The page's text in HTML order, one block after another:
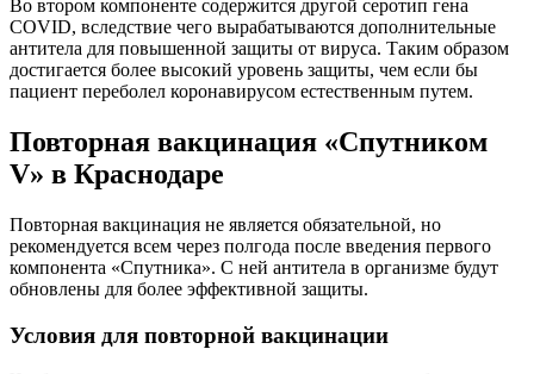
Во втором компоненте содержится другой серотип гена
COVID, вследствие чего вырабатываются дополнительные
антитела для повышенной защиты от вируса. Таким образом
достигается более высокий уровень защиты, чем если бы
пациент переболел коронавирусом естественным путем.
Повторная вакцинация «Спутником
V» в Краснодаре
Повторная вакцинация не является обязательной, но
рекомендуется всем через полгода после введения первого
компонента «Спутника». С ней антитела в организме будут
обновлены для более эффективной защиты.
Условия для повторной вакцинации